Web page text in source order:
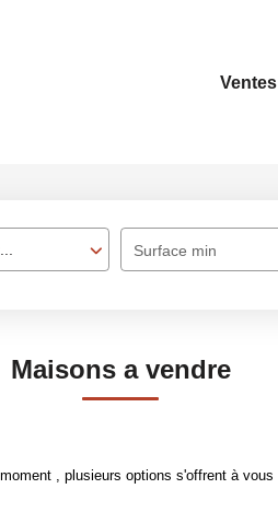
Ventes
Surface min
Maisons a vendre
, plusieurs options s'offrent à vous